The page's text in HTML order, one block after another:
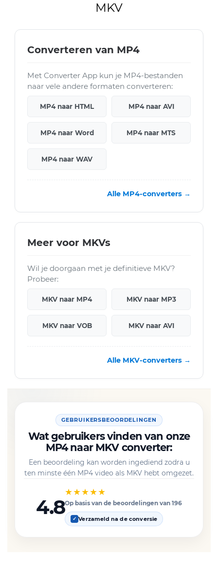
MKV
Converteren van MP4
Met Converter App kun je MP4-bestanden
naar vele andere formaten converteren:
MP4 naar HTML MP4 naar AVI
MP4 naar Word MP4 naar MTS
MP4 naar WAV
Alle MP4-converters →
Meer voor MKVs
Wil je doorgaan met je definitieve MKV?
Probeer:
MKV naar MP4 MKV naar MP3
MKV naar VOB MKV naar AVI
Alle MKV-converters →
GEBRUIKERSBEOORDELINGEN
Wat gebruikers vinden van onze
MP4 naar MKV converter:
Een beoordeling kan worden ingediend zodra u
ten minste één MP4 video als MKV hebt omgezet.
4.8
★★★★★
Op basis van de beoordelingen van 196
✓ Verzameld na de conversie